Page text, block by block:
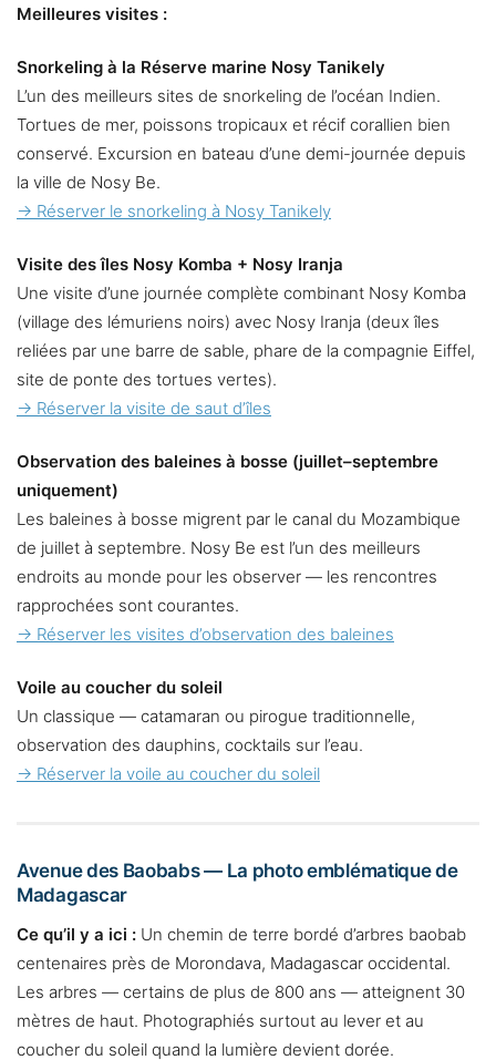
Meilleures visites :
Snorkeling à la Réserve marine Nosy Tanikely
L’un des meilleurs sites de snorkeling de l’océan Indien.
Tortues de mer, poissons tropicaux et récif corallien bien
conservé. Excursion en bateau d’une demi-journée depuis
la ville de Nosy Be.
→ Réserver le snorkeling à Nosy Tanikely
Visite des îles Nosy Komba + Nosy Iranja
Une visite d’une journée complète combinant Nosy Komba
(village des lémuriens noirs) avec Nosy Iranja (deux îles
reliées par une barre de sable, phare de la compagnie Eiffel,
site de ponte des tortues vertes).
→ Réserver la visite de saut d’îles
Observation des baleines à bosse (juillet–septembre
uniquement)
Les baleines à bosse migrent par le canal du Mozambique
de juillet à septembre. Nosy Be est l’un des meilleurs
endroits au monde pour les observer — les rencontres
rapprochées sont courantes.
→ Réserver les visites d’observation des baleines
Voile au coucher du soleil
Un classique — catamaran ou pirogue traditionnelle,
observation des dauphins, cocktails sur l’eau.
→ Réserver la voile au coucher du soleil
Avenue des Baobabs — La photo emblématique de
Madagascar
Ce qu’il y a ici : Un chemin de terre bordé d’arbres baobab
centenaires près de Morondava, Madagascar occidental.
Les arbres — certains de plus de 800 ans — atteignent 30
mètres de haut. Photographiés surtout au lever et au
coucher du soleil quand la lumière devient dorée.